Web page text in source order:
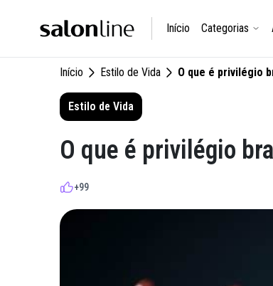
Início Categorias
Início Estilo de Vida O que é privilégio
Estilo de Vida
O que é privilégio
+99